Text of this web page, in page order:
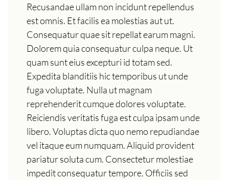
Recusandae ullam non incidunt repellendus
est omnis. Et facilis ea molestias aut ut.
Consequatur quae sit repellat earum magni.
Dolorem quia consequatur culpa neque. Ut
quam sunt eius excepturi id totam sed.
Expedita blanditiis hic temporibus ut unde
fuga voluptate. Nulla ut magnam
reprehenderit cumque dolores voluptate.
Reiciendis veritatis fuga est culpa ipsam unde
libero. Voluptas dicta quo nemo repudiandae
vel itaque eum numquam. Aliquid provident
pariatur soluta cum. Consectetur molestiae
impedit consequatur tempore. Officiis sed